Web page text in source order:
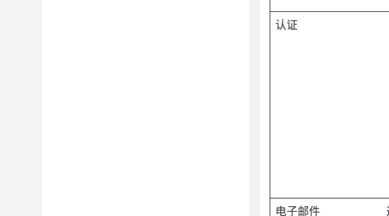
认证
电子邮件